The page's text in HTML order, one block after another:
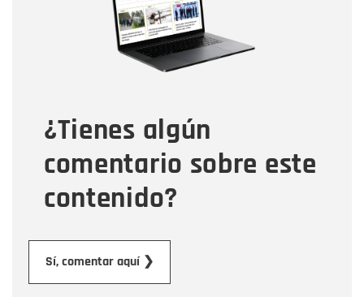
¿Tienes algún
comentario sobre este
contenido?
Sí, comentar aquí ❯
Tipo de comentario
Mensaje